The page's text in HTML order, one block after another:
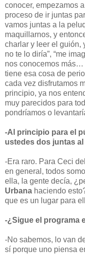
conocer, empezamos
proceso de ir juntas
vamos juntas a la
maquillarnos, y
charlar y leer el guión,
no te lo diría”, “me
nos conocemos más…
tiene esa cosa de
cada vez disfrutamos
principio, ya nos
muy parecidos para
pondríamos o
-Al principio para el
ustedes dos juntas
-Era raro. Para Ceci
en general, todos
ella, la gente decía,
Urbana haciendo
que es un lugar para
-¿Sigue el programa
-No sabemos, lo van
sí porque uno piensa